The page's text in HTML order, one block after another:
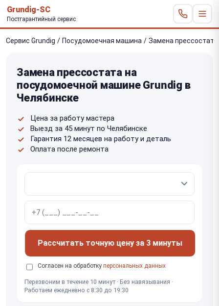
Grundig-SC
Постгарантийный сервис
Сервис Grundig / Посудомоечная машина / Замена прессостата
Замена прессостата на
посудомоечной машине Grundig в
Челябинске
Цена за работу мастера
Выезд за 45 минут по Челябинске
Гарантия 12 месяцев на работу и деталь
Оплата после ремонта
Рассчитать точную цену за 3 минуты
Согласен на обработку персональных данных
Перезвоним в течение 10 минут · Без навязывания ·
Работаем ежедневно с 8:30 до 19:30